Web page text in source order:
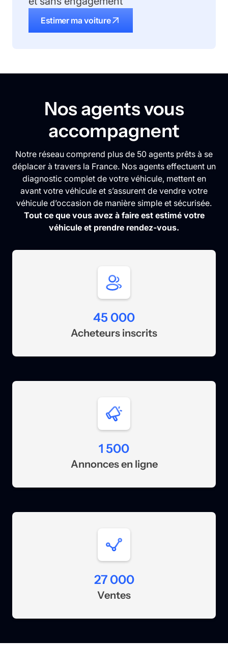
Estimer ma voiture
Nos agents vous
accompagnent
Notre réseau comprend plus de 50 agents prêts à se
déplacer à travers la France. Nos agents effectuent un
diagnostic complet de votre véhicule, mettent en
avant votre véhicule et s’assurent de vendre votre
véhicule d’occasion de manière simple et sécurisée.
Tout ce que vous avez à faire est estimé votre
véhicule et prendre rendez-vous.
45 000
Acheteurs inscrits
1 500
Annonces en ligne
27 000
Ventes